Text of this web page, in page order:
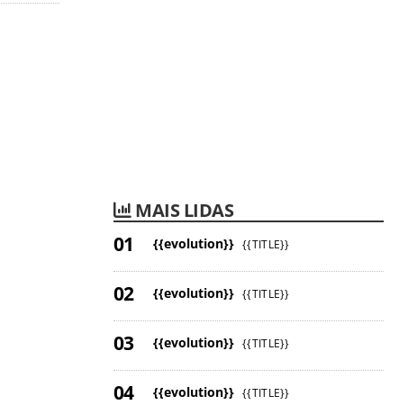
MAIS LIDAS
{{evolution}} {{TITLE}}
{{evolution}} {{TITLE}}
{{evolution}} {{TITLE}}
{{evolution}} {{TITLE}}